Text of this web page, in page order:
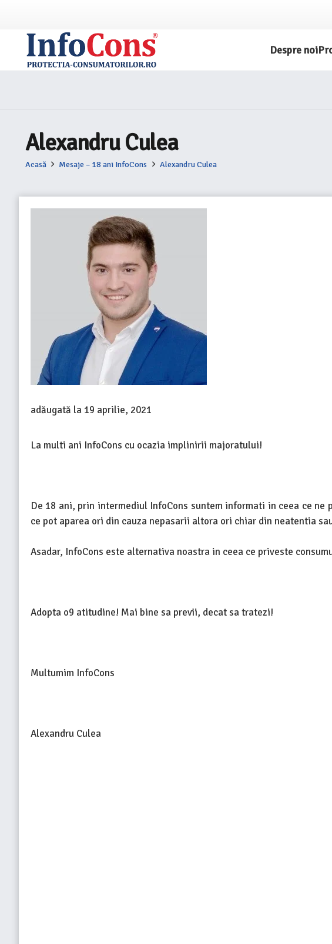
Despre noi
Alexandru Culea
Acasă Mesaje – 18 ani InfoCons Alexandru Culea
adăugată la 19 aprilie, 2021
La multi ani InfoCons cu ocazia implinirii majoratului!
De 18 ani, prin intermediul InfoCons suntem informati in ceea ce
ce pot aparea ori din cauza nepasarii altora ori chiar din neatentia
Asadar, InfoCons este alternativa noastra in ceea ce priveste
Adopta o9 atitudine! Mai bine sa previi, decat sa tratezi!
Multumim InfoCons
Alexandru Culea